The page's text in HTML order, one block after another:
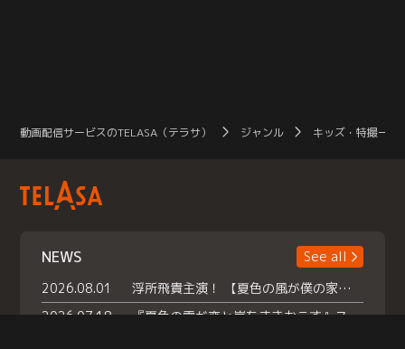
動画配信サービスのTELASA（テラサ） ジャンル キッズ・特撮一覧
NEWS
See all
2026.08.01
浮所飛貴主演！ 【夏色の風が僕の家にやってきた】 本日よりテラサで独占配信スタート！
2026.07.18
『夏色の雲が恋と嵐をまきおこす』スペシャルメイキング 【Part1】2026年７月18日（土）23時30分～配信スタート！話題のシーンの裏側を大公開！豪華キャスト大集合！ 『武宮家 真夏の家族会議』開催！